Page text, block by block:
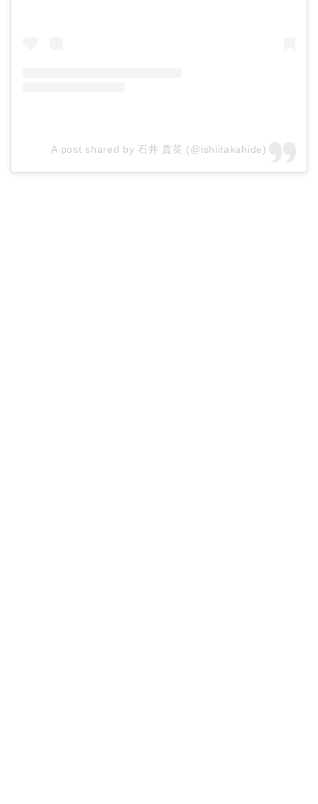
A post shared by 石井 貴英 (@ishiitakahide)